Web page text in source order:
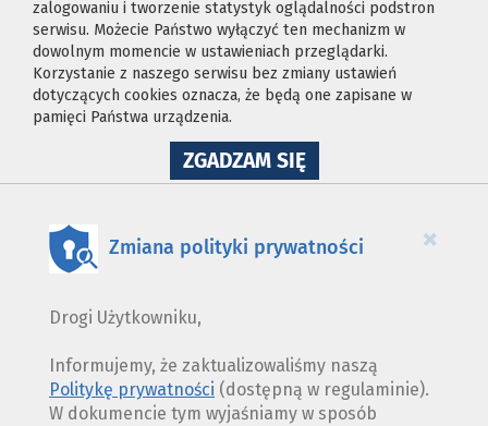
zalogowaniu i tworzenie statystyk oglądalności podstron
serwisu. Możecie Państwo wyłączyć ten mechanizm w
dowolnym momencie w ustawieniach przeglądarki.
Korzystanie z naszego serwisu bez zmiany ustawień
dotyczących cookies oznacza, że będą one zapisane w
pamięci Państwa urządzenia.
ZGADZAM SIĘNA
WYKORZYSTANIE
×
Zmiana polityki prywatności
Drogi Użytkowniku,
Informujemy, że zaktualizowaliśmy naszą
Politykę prywatności (dostępną w regulaminie).
W dokumencie tym wyjaśniamy w sposób